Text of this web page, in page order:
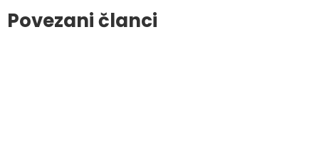
Povezani članci